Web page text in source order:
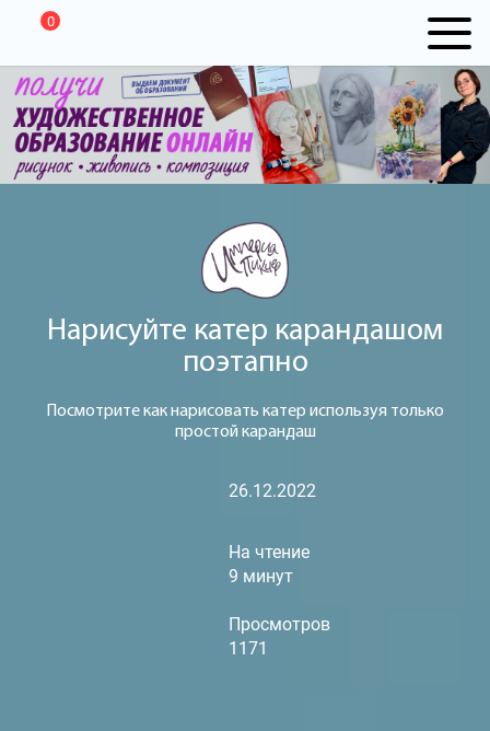
0
Нарисуйте катер карандашом
поэтапно
Посмотрите как нарисовать катер используя только
простой карандаш
26.12.2022
На чтение
9 минут
Просмотров
1171